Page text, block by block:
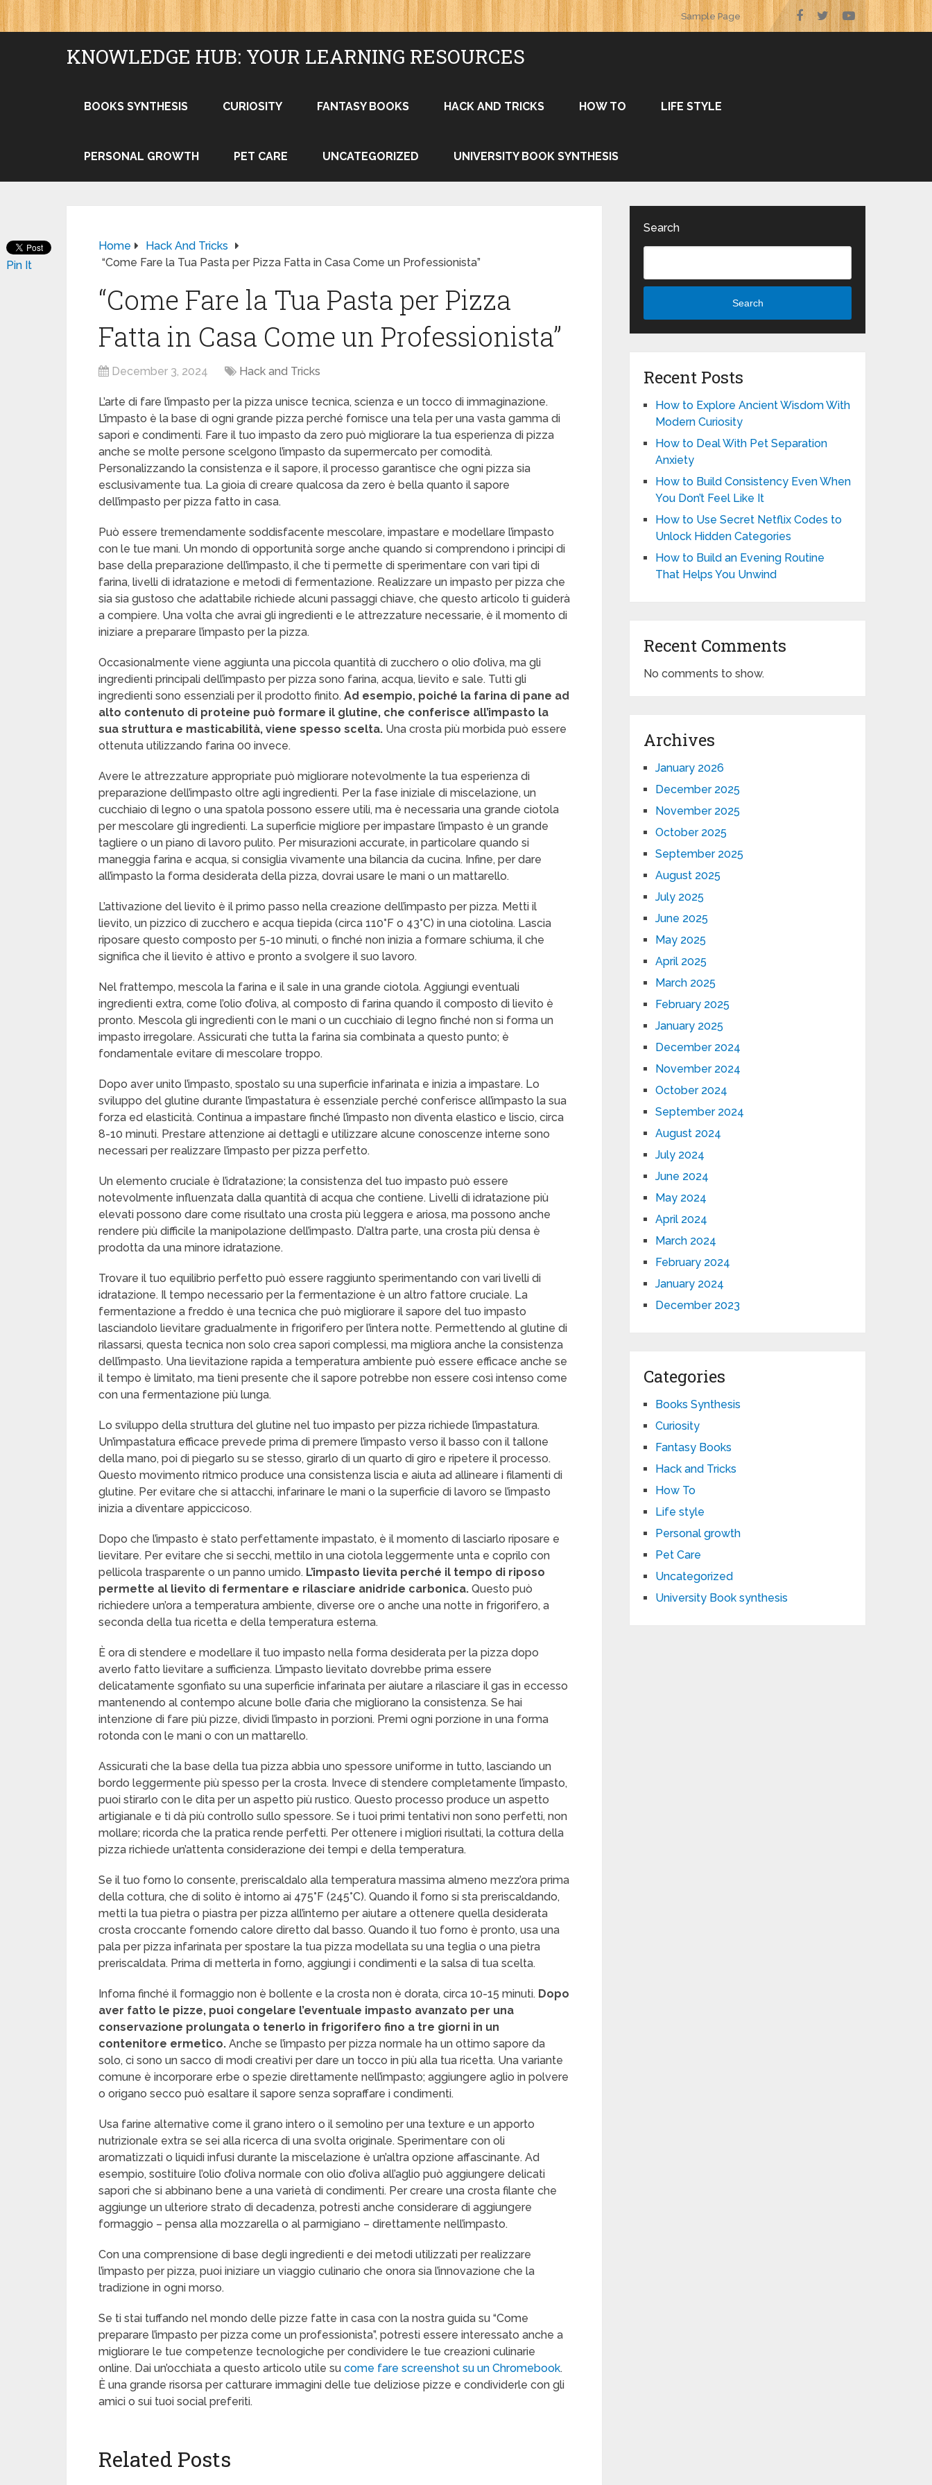
Sample Page
KNOWLEDGE HUB: YOUR LEARNING RESOURCES
BOOKS SYNTHESIS CURIOSITY FANTASY BOOKS HACK AND TRICKS HOW TO LIFE STYLE
PERSONAL GROWTH PET CARE UNCATEGORIZED UNIVERSITY BOOK SYNTHESIS
Home
Hack And Tricks
“Come Fare la Tua Pasta per Pizza Fatta in Casa Come un Professionista”
“Come Fare la Tua Pasta per Pizza
Fatta in Casa Come un Professionista”
December 3, 2024 Hack and Tricks
L’arte di fare l’impasto per la pizza unisce tecnica, scienza e un tocco di immaginazione.
L’impasto è la base di ogni grande pizza perché fornisce una tela per una vasta gamma di
sapori e condimenti. Fare il tuo impasto da zero può migliorare la tua esperienza di pizza
anche se molte persone scelgono l’impasto da supermercato per comodità.
Personalizzando la consistenza e il sapore, il processo garantisce che ogni pizza sia
esclusivamente tua. La gioia di creare qualcosa da zero è bella quanto il sapore
dell’impasto per pizza fatto in casa.
Può essere tremendamente soddisfacente mescolare, impastare e modellare l’impasto
con le tue mani. Un mondo di opportunità sorge anche quando si comprendono i principi di
base della preparazione dell’impasto, il che ti permette di sperimentare con vari tipi di
farina, livelli di idratazione e metodi di fermentazione. Realizzare un impasto per pizza che
sia sia gustoso che adattabile richiede alcuni passaggi chiave, che questo articolo ti guiderà
a compiere. Una volta che avrai gli ingredienti e le attrezzature necessarie, è il momento di
iniziare a preparare l’impasto per la pizza.
Occasionalmente viene aggiunta una piccola quantità di zucchero o olio d’oliva, ma gli
ingredienti principali dell’impasto per pizza sono farina, acqua, lievito e sale. Tutti gli
ingredienti sono essenziali per il prodotto finito. Ad esempio, poiché la farina di pane ad
alto contenuto di proteine può formare il glutine, che conferisce all’impasto la
sua struttura e masticabilità, viene spesso scelta. Una crosta più morbida può essere
ottenuta utilizzando farina 00 invece.
Avere le attrezzature appropriate può migliorare notevolmente la tua esperienza di
preparazione dell’impasto oltre agli ingredienti. Per la fase iniziale di miscelazione, un
cucchiaio di legno o una spatola possono essere utili, ma è necessaria una grande ciotola
per mescolare gli ingredienti. La superficie migliore per impastare l’impasto è un grande
tagliere o un piano di lavoro pulito. Per misurazioni accurate, in particolare quando si
maneggia farina e acqua, si consiglia vivamente una bilancia da cucina. Infine, per dare
all’impasto la forma desiderata della pizza, dovrai usare le mani o un mattarello.
L’attivazione del lievito è il primo passo nella creazione dell’impasto per pizza. Metti il
lievito, un pizzico di zucchero e acqua tiepida (circa 110°F o 43°C) in una ciotolina. Lascia
riposare questo composto per 5-10 minuti, o finché non inizia a formare schiuma, il che
significa che il lievito è attivo e pronto a svolgere il suo lavoro.
Nel frattempo, mescola la farina e il sale in una grande ciotola. Aggiungi eventuali
ingredienti extra, come l’olio d’oliva, al composto di farina quando il composto di lievito è
pronto. Mescola gli ingredienti con le mani o un cucchiaio di legno finché non si forma un
impasto irregolare. Assicurati che tutta la farina sia combinata a questo punto; è
fondamentale evitare di mescolare troppo.
Dopo aver unito l’impasto, spostalo su una superficie infarinata e inizia a impastare. Lo
sviluppo del glutine durante l’impastatura è essenziale perché conferisce all’impasto la sua
forza ed elasticità. Continua a impastare finché l’impasto non diventa elastico e liscio, circa
8-10 minuti. Prestare attenzione ai dettagli e utilizzare alcune conoscenze interne sono
necessari per realizzare l’impasto per pizza perfetto.
Un elemento cruciale è l’idratazione; la consistenza del tuo impasto può essere
notevolmente influenzata dalla quantità di acqua che contiene. Livelli di idratazione più
elevati possono dare come risultato una crosta più leggera e ariosa, ma possono anche
rendere più difficile la manipolazione dell’impasto. D’altra parte, una crosta più densa è
prodotta da una minore idratazione.
Trovare il tuo equilibrio perfetto può essere raggiunto sperimentando con vari livelli di
idratazione. Il tempo necessario per la fermentazione è un altro fattore cruciale. La
fermentazione a freddo è una tecnica che può migliorare il sapore del tuo impasto
lasciandolo lievitare gradualmente in frigorifero per l’intera notte. Permettendo al glutine di
rilassarsi, questa tecnica non solo crea sapori complessi, ma migliora anche la consistenza
dell’impasto. Una lievitazione rapida a temperatura ambiente può essere efficace anche se
il tempo è limitato, ma tieni presente che il sapore potrebbe non essere così intenso come
con una fermentazione più lunga.
Lo sviluppo della struttura del glutine nel tuo impasto per pizza richiede l’impastatura.
Un’impastatura efficace prevede prima di premere l’impasto verso il basso con il tallone
della mano, poi di piegarlo su se stesso, girarlo di un quarto di giro e ripetere il processo.
Questo movimento ritmico produce una consistenza liscia e aiuta ad allineare i filamenti di
glutine. Per evitare che si attacchi, infarinare le mani o la superficie di lavoro se l’impasto
inizia a diventare appiccicoso.
Dopo che l’impasto è stato perfettamente impastato, è il momento di lasciarlo riposare e
lievitare. Per evitare che si secchi, mettilo in una ciotola leggermente unta e coprilo con
pellicola trasparente o un panno umido. L’impasto lievita perché il tempo di riposo
permette al lievito di fermentare e rilasciare anidride carbonica. Questo può
richiedere un’ora a temperatura ambiente, diverse ore o anche una notte in frigorifero, a
seconda della tua ricetta e della temperatura esterna.
È ora di stendere e modellare il tuo impasto nella forma desiderata per la pizza dopo
averlo fatto lievitare a sufficienza. L’impasto lievitato dovrebbe prima essere
delicatamente sgonfiato su una superficie infarinata per aiutare a rilasciare il gas in eccesso
mantenendo al contempo alcune bolle d’aria che migliorano la consistenza. Se hai
intenzione di fare più pizze, dividi l’impasto in porzioni. Premi ogni porzione in una forma
rotonda con le mani o con un mattarello.
Assicurati che la base della tua pizza abbia uno spessore uniforme in tutto, lasciando un
bordo leggermente più spesso per la crosta. Invece di stendere completamente l’impasto,
puoi stirarlo con le dita per un aspetto più rustico. Questo processo produce un aspetto
artigianale e ti dà più controllo sullo spessore. Se i tuoi primi tentativi non sono perfetti, non
mollare; ricorda che la pratica rende perfetti. Per ottenere i migliori risultati, la cottura della
pizza richiede un’attenta considerazione dei tempi e della temperatura.
Se il tuo forno lo consente, preriscaldalo alla temperatura massima almeno mezz’ora prima
della cottura, che di solito è intorno ai 475°F (245°C). Quando il forno si sta preriscaldando,
metti la tua pietra o piastra per pizza all’interno per aiutare a ottenere quella desiderata
crosta croccante fornendo calore diretto dal basso. Quando il tuo forno è pronto, usa una
pala per pizza infarinata per spostare la tua pizza modellata su una teglia o una pietra
preriscaldata. Prima di metterla in forno, aggiungi i condimenti e la salsa di tua scelta.
Inforna finché il formaggio non è bollente e la crosta non è dorata, circa 10-15 minuti. Dopo
aver fatto le pizze, puoi congelare l’eventuale impasto avanzato per una
conservazione prolungata o tenerlo in frigorifero fino a tre giorni in un
contenitore ermetico. Anche se l’impasto per pizza normale ha un ottimo sapore da
solo, ci sono un sacco di modi creativi per dare un tocco in più alla tua ricetta. Una variante
comune è incorporare erbe o spezie direttamente nell’impasto; aggiungere aglio in polvere
o origano secco può esaltare il sapore senza sopraffare i condimenti.
Usa farine alternative come il grano intero o il semolino per una texture e un apporto
nutrizionale extra se sei alla ricerca di una svolta originale. Sperimentare con oli
aromatizzati o liquidi infusi durante la miscelazione è un’altra opzione affascinante. Ad
esempio, sostituire l’olio d’oliva normale con olio d’oliva all’aglio può aggiungere delicati
sapori che si abbinano bene a una varietà di condimenti. Per creare una crosta filante che
aggiunge un ulteriore strato di decadenza, potresti anche considerare di aggiungere
formaggio – pensa alla mozzarella o al parmigiano – direttamente nell’impasto.
Con una comprensione di base degli ingredienti e dei metodi utilizzati per realizzare
l’impasto per pizza, puoi iniziare un viaggio culinario che onora sia l’innovazione che la
tradizione in ogni morso.
Se ti stai tuffando nel mondo delle pizze fatte in casa con la nostra guida su “Come
preparare l’impasto per pizza come un professionista”, potresti essere interessato anche a
migliorare le tue competenze tecnologiche per condividere le tue creazioni culinarie
online. Dai un’occhiata a questo articolo utile su come fare screenshot su un Chromebook.
È una grande risorsa per catturare immagini delle tue deliziose pizze e condividerle con gli
amici o sui tuoi social preferiti.
Pin It
Related Posts
Search
Search
Recent Posts
How to Explore Ancient Wisdom With
Modern Curiosity
How to Deal With Pet Separation
Anxiety
How to Build Consistency Even When
You Don’t Feel Like It
How to Use Secret Netflix Codes to
Unlock Hidden Categories
How to Build an Evening Routine
That Helps You Unwind
Recent Comments
No comments to show.
Archives
January 2026
December 2025
November 2025
October 2025
September 2025
August 2025
July 2025
June 2025
May 2025
April 2025
March 2025
February 2025
January 2025
December 2024
November 2024
October 2024
September 2024
August 2024
July 2024
June 2024
May 2024
April 2024
March 2024
February 2024
January 2024
December 2023
Categories
Books Synthesis
Curiosity
Fantasy Books
Hack and Tricks
How To
Life style
Personal growth
Pet Care
Uncategorized
University Book synthesis